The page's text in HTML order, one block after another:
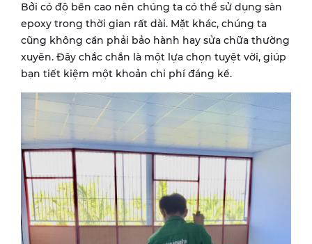
Bởi có độ bền cao nên chúng ta có thể sử dụng sàn
epoxy trong thời gian rất dài. Mặt khác, chúng ta
cũng không cần phải bảo hành hay sửa chữa thường
xuyên. Đây chắc chắn là một lựa chọn tuyệt vời, giúp
bạn tiết kiệm một khoản chi phí đáng kể.